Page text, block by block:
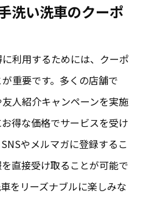
洗い洗車のクーポ
利用するためには、クーポ
重要です。多くの店舗で
人紹介キャンペーンを実施
得な価格でサービスを受け
やメルマガに登録するこ
直接受け取ることが可能で
をリーズナブルに楽しみな